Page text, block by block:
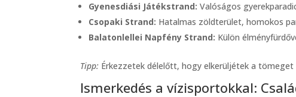
Gyenesdiási Játékstrand: Valóságos
Csopaki Strand: Hatalmas zöldterület, homokos
Balatonlellei Napfény Strand: Külön
Tipp: Érkezzetek délelőtt, hogy elkerüljétek a
Ismerkedés a vízisportokkal: